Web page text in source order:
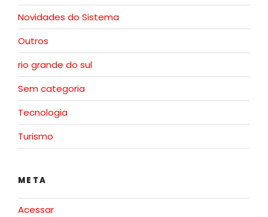
Novidades do Sistema
Outros
rio grande do sul
Sem categoria
Tecnologia
Turismo
META
Acessar